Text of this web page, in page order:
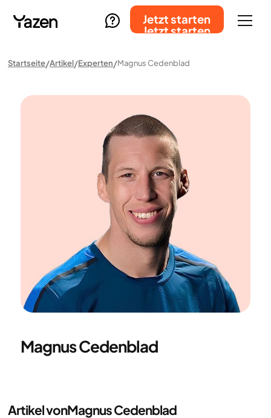
Jetzt starten
Jetzt starten
Startseite Artikel Experten Magnus Cedenblad
Magnus Cedenblad
Artikel vonMagnus Cedenblad